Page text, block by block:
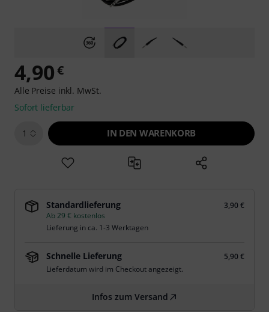
4,90€
Alle Preise inkl. MwSt.
Sofort lieferbar
1 IN DEN WARENKORB
Standardlieferung
3,90 €
Ab 29 € kostenlos
Lieferung in ca. 1-3 Werktagen
Schnelle Lieferung
5,90 €
Lieferdatum wird im Checkout angezeigt.
Infos zum Versand